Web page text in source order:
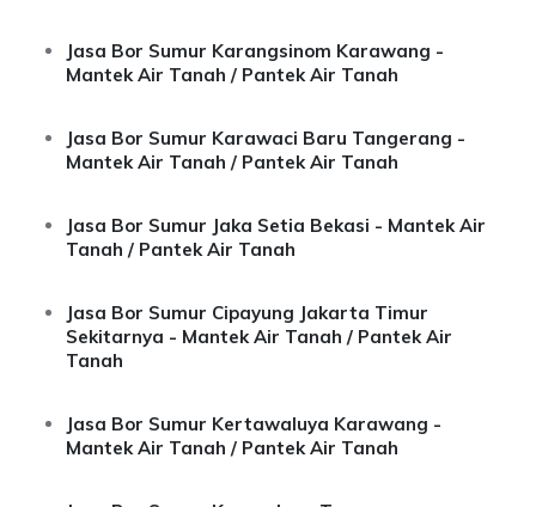
Jasa Bor Sumur Karangsinom Karawang -
Mantek Air Tanah / Pantek Air Tanah
Jasa Bor Sumur Karawaci Baru Tangerang -
Mantek Air Tanah / Pantek Air Tanah
Jasa Bor Sumur Jaka Setia Bekasi - Mantek Air
Tanah / Pantek Air Tanah
Jasa Bor Sumur Cipayung Jakarta Timur
Sekitarnya - Mantek Air Tanah / Pantek Air
Tanah
Jasa Bor Sumur Kertawaluya Karawang -
Mantek Air Tanah / Pantek Air Tanah